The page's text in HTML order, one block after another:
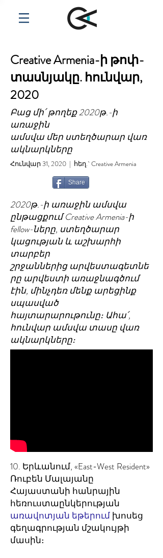
Creative Armenia-ի թոփ-
տասնյակը. հունվար,
2020
Բաց մի՛ թողեք 2020թ.-ի
առաջին
ամսվա մեր ստեղծարար վառ
ակնարկները
Հունվար 31, 2020 | հեղ.` Creative Armenia
Share
2020թ.-ի առաջին ամսվա
ընթացքում Creative Armenia-ի
fellow-ները, ստեղծարար
կացության և աշխարհի
տարբեր
շրջաններից արվեստագետնե
րը արվեստի առաջնագծում
էին, մինչդեռ մենք արեցինք
սպասված
հայտարարութունը։ Ահա՛,
հունվար ամսվա տասը վառ
ակնարկները։
10. Երևանում, «East-West Resident»
Ռուբեն Մալայանը
Հայաստանի հանրային
հեռուստաընկերության
առավոտյան եթերում խոսեց
գեղագրության մշակույթի
մասին։